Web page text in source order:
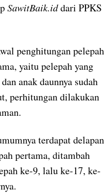
SawitBaik.iddari PPKS
penghitungan pelepah
yaitu pelepah yang
anak daunnya sudah
perhitungan dilakukan
terdapat delapan
pertama, ditambah
ke-9, lalu ke-17, ke-